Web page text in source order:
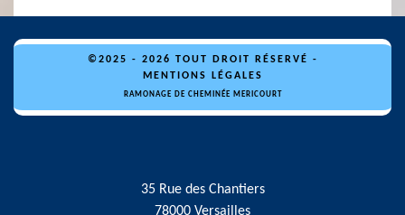
©2025 - 2026 TOUT DROIT RÉSERVÉ -
MENTIONS LÉGALES
RAMONAGE DE CHEMINÉE MERICOURT
35 Rue des Chantiers
78000 Versailles